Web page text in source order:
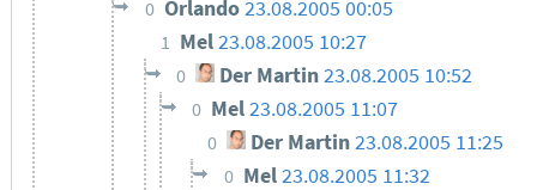
0 Orlando23.08.2005 00:05
1 Mel23.08.2005 10:27
0 Der Martin23.08.2005 10:52
0 Mel23.08.2005 11:07
0 Der Martin23.08.2005 11:25
0 Mel23.08.2005 11:32